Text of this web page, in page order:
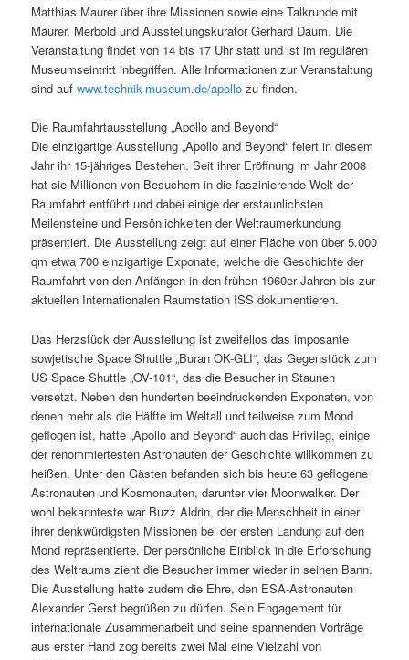
Matthias Maurer über ihre Missionen sowie eine Talkrunde mit
Maurer, Merbold und Ausstellungskurator Gerhard Daum. Die
Veranstaltung findet von 14 bis 17 Uhr statt und ist im regulären
Museumseintritt inbegriffen. Alle Informationen zur Veranstaltung
sind aufwww.technik-museum.de/apollo zu finden.
Die Raumfahrtausstellung „Apollo and Beyond“
Die einzigartige Ausstellung „Apollo and Beyond“ feiert in diesem
Jahr ihr 15-jähriges Bestehen. Seit ihrer Eröffnung im Jahr 2008
hat sie Millionen von Besuchern in die faszinierende Welt der
Raumfahrt entführt und dabei einige der erstaunlichsten
Meilensteine und Persönlichkeiten der Weltraumerkundung
präsentiert. Die Ausstellung zeigt auf einer Fläche von über 5.000
qm etwa 700 einzigartige Exponate, welche die Geschichte der
Raumfahrt von den Anfängen in den frühen 1960er Jahren bis zur
aktuellen Internationalen Raumstation ISS dokumentieren.
Das Herzstück der Ausstellung ist zweifellos das imposante
sowjetische Space Shuttle „Buran OK-GLI“, das Gegenstück zum
US Space Shuttle „OV-101“, das die Besucher in Staunen
versetzt. Neben den hunderten beeindruckenden Exponaten, von
denen mehr als die Hälfte im Weltall und teilweise zum Mond
geflogen ist, hatte „Apollo and Beyond“ auch das Privileg, einige
der renommiertesten Astronauten der Geschichte willkommen zu
heißen. Unter den Gästen befanden sich bis heute 63 geflogene
Astronauten und Kosmonauten, darunter vier Moonwalker. Der
wohl bekannteste war Buzz Aldrin, der die Menschheit in einer
ihrer denkwürdigsten Missionen bei der ersten Landung auf den
Mond repräsentierte. Der persönliche Einblick in die Erforschung
des Weltraums zieht die Besucher immer wieder in seinen Bann.
Die Ausstellung hatte zudem die Ehre, den ESA-Astronauten
Alexander Gerst begrüßen zu dürfen. Sein Engagement für
internationale Zusammenarbeit und seine spannenden Vorträge
aus erster Hand zog bereits zwei Mal eine Vielzahl von